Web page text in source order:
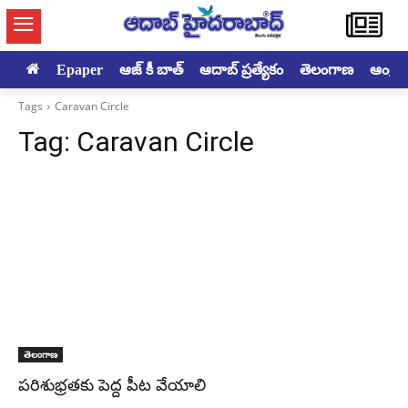
Epaper ఆజ్ కీ బాత్ ఆదాబ్ ప్రత్యేకం తెలంగాణ
Tags Caravan Circle
Tag: Caravan Circle
తెలంగాణ
పరిశుభ్రతకు పెద్ద పీట వేయాలి